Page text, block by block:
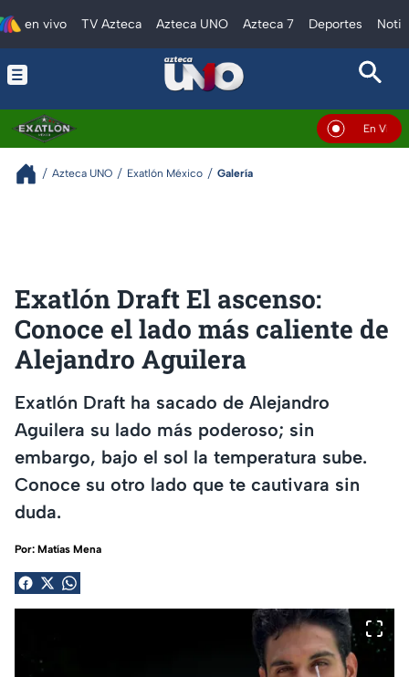
en vivo TV Azteca Azteca UNO Azteca 7 Deportes
En Vivo
Azteca UNO Exatlón México Galería
Exatlón Draft El ascenso:
Conoce el lado más caliente de
Alejandro Aguilera
Exatlón Draft ha sacado de Alejandro
Aguilera su lado más poderoso; sin
embargo, bajo el sol la temperatura sube.
Conoce su otro lado que te cautivara sin
duda.
Por: Matías Mena